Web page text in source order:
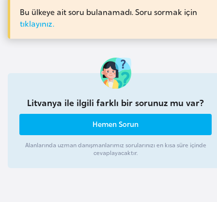
Bu ülkeye ait soru bulanamadı. Soru sormak için
tıklayınız.
Litvanya ile ilgili farklı bir sorunuz mu var?
Hemen Sorun
Alanlarında uzman danışmanlarımız sorularınızı en kısa süre içinde
cevaplayacaktır.